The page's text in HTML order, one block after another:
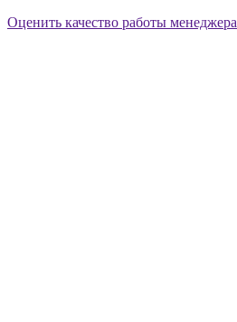
Оценить качество работы менеджера